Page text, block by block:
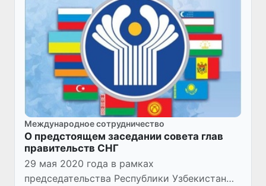
Международное сотрудничество
О предстоящем заседании совета глав
правительств СНГ
29 мая 2020 года в рамках
председательства Республики Узбекистан